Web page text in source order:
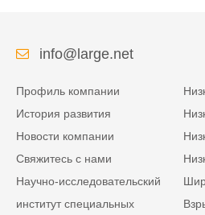
info@large.net
Профиль компании
История развития
Новости компании
Свяжитесь с нами
Научно-исследовательский
институт специальных